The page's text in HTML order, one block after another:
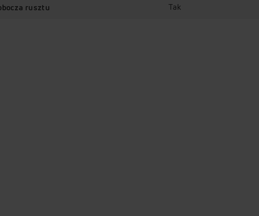
rusztu Tak